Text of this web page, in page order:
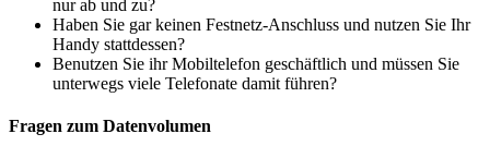
nur ab und zu?
Haben Sie gar keinen Festnetz-Anschluss und nutzen Sie Ihr
Handy stattdessen?
Benutzen Sie ihr Mobiltelefon geschäftlich und müssen Sie
unterwegs viele Telefonate damit führen?
Fragen zum Datenvolumen